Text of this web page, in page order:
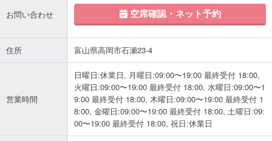
お問い合わせ 空席確認・ネット予約
住所 富山県高岡市石瀬23-4
営業時間
日曜日:休業日, 月曜日:09:00〜19:00 最終受付 18:00,
火曜日:09:00〜19:00 最終受付 18:00, 水曜日:09:00〜1
9:00 最終受付 18:00, 木曜日:09:00〜19:00 最終受付 1
8:00, 金曜日:09:00〜19:00 最終受付 18:00, 土曜日:09:
00〜19:00 最終受付 18:00, 祝日:休業日